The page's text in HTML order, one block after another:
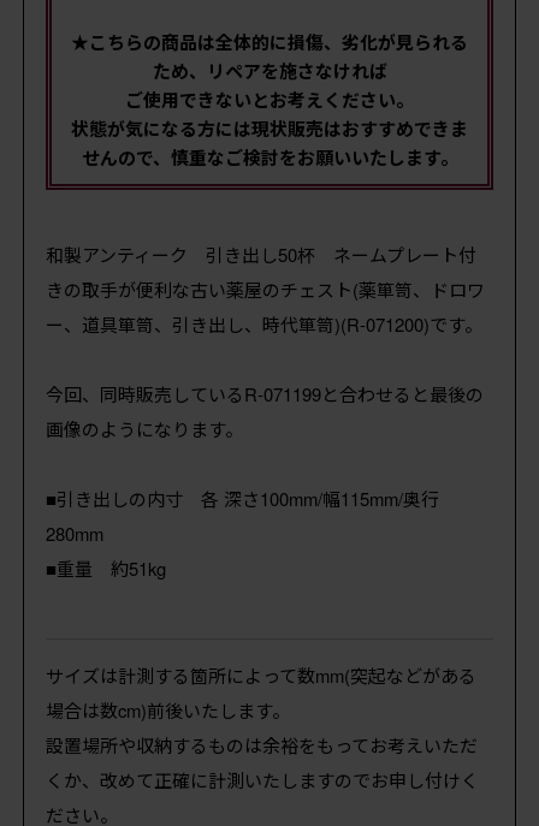
★こちらの商品は全体的に損傷、劣化が見られる
ため、リペアを施さなければ
ご使用できないとお考えください。
状態が気になる方には現状販売はおすすめできま
せんので、慎重なご検討をお願いいたします。
和製アンティーク 引き出し50杯 ネームプレート付
きの取手が便利な古い薬屋のチェスト(薬箪笥、ドロワ
ー、道具箪笥、引き出し、時代箪笥)(R-071200)です。
今回、同時販売しているR-071199と合わせると最後の
画像のようになります。
■引き出しの内寸 各 深さ100mm/幅115mm/奥行
280mm
■重量 約51kg
サイズは計測する箇所によって数mm(突起などがある
場合は数cm)前後いたします。
設置場所や収納するものは余裕をもってお考えいただ
くか、改めて正確に計測いたしますのでお申し付けく
ださい。